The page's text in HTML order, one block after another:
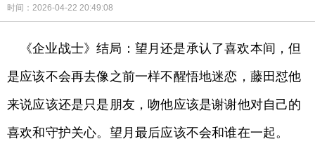
时间：2026-04-22 20:49:08
《企业战士》结局：望月还是承认了喜欢本间，但
是应该不会再去像之前一样不醒悟地迷恋，藤田怼他
来说应该还是只是朋友，吻他应该是谢谢他对自己的
喜欢和守护关心。望月最后应该不会和谁在一起。